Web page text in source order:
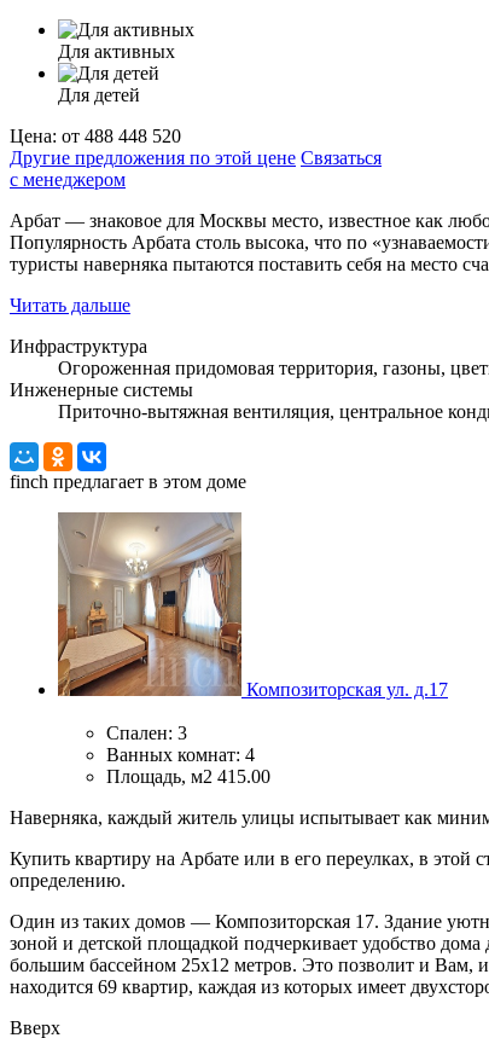
Для активных
Для детей
Цена: от 488 448 520
Другие предложения по этой цене Связаться
с менеджером
Арбат — знаковое для Москвы место, известное как
Популярность Арбата столь высока, что по
туристы наверняка пытаются поставить себя на место
Читать дальше
Инфраструктура
Огороженная придомовая территория, газоны,
Инженерные системы
Приточно-вытяжная вентиляция, центральное
finch предлагает в этом доме
Композиторская ул. д.17
Спален: 3
Ванных комнат: 4
Площадь, м2 415.00
Наверняка, каждый житель улицы испытывает как
Купить квартиру на Арбате или в его переулках, в
определению.
Один из таких домов — Композиторская 17. Здание
зоной и детской площадкой подчеркивает удобство
большим бассейном 25х12 метров. Это позволит и Вам,
находится 69 квартир, каждая из которых имеет
Вверх